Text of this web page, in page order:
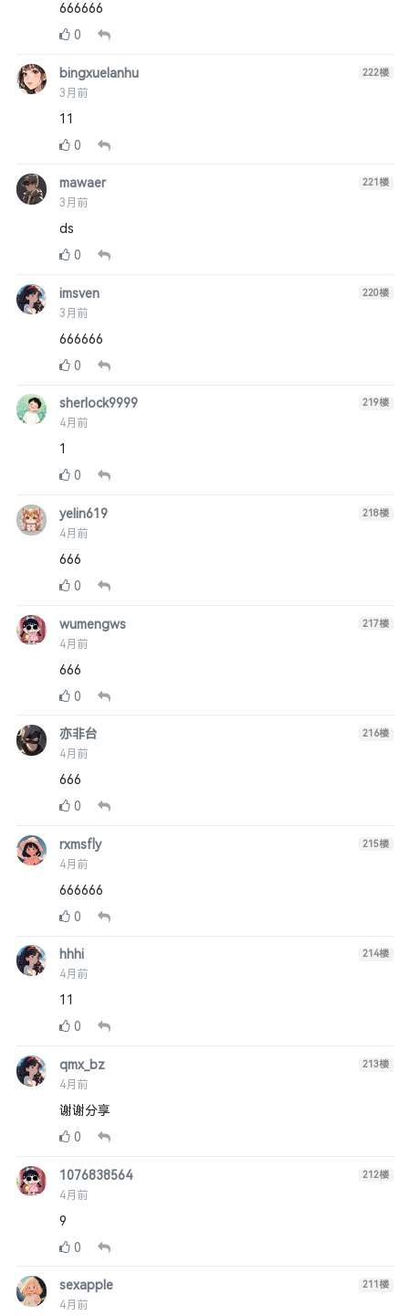
666666
0
bingxuelanhu
3月前
222楼
11
0
mawaer
3月前
221楼
ds
0
imsven
3月前
220楼
666666
0
sherlock9999
4月前
219楼
1
0
yelin619
4月前
218楼
666
0
wumengws
4月前
217楼
666
0
亦非台
4月前
216楼
666
0
rxmsfly
4月前
215楼
666666
0
hhhi
4月前
214楼
11
0
qmx_bz
4月前
213楼
谢谢分享
0
1076838564
4月前
212楼
9
0
sexapple
4月前
211楼